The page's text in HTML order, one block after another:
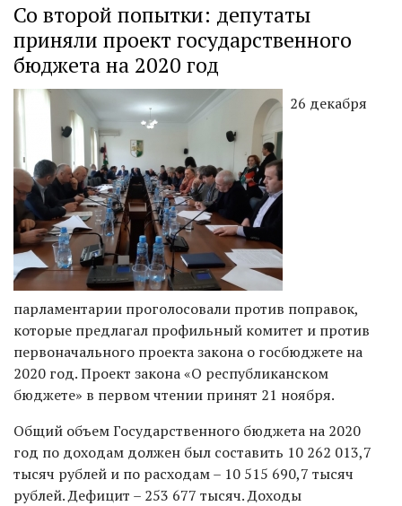
Со второй попытки: депутаты
приняли проект государственного
бюджета на 2020 год
26 декабря
парламентарии проголосовали против поправок,
которые предлагал профильный комитет и против
первоначального проекта закона о госбюджете на
2020 год. Проект закона «О республиканском
бюджете» в первом чтении принят 21 ноября.
Общий объем Государственного бюджета на 2020
год по доходам должен был составить 10 262 013,7
тысяч рублей и по расходам – 10 515 690,7 тысяч
рублей. Дефицит – 253 677 тысяч. Доходы